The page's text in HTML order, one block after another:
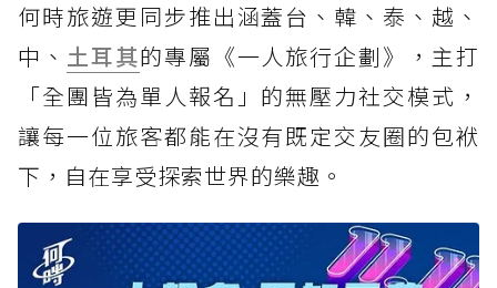
何時旅遊更同步推出涵蓋台、韓、泰、越、
中、 土耳其的專屬《一人旅行企劃》，主打
「全團皆為單人報名」的無壓力社交模式，
讓每一位旅客都能在沒有既定交友圈的包袱
下，自在享受探索世界的樂趣。